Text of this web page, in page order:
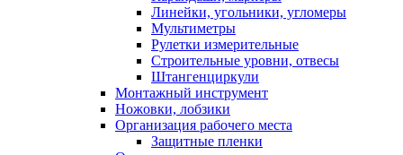
Линейки, угольники, угломеры
Мультиметры
Рулетки измерительные
Строительные уровни, отвесы
Штангенциркули
Монтажный инструмент
Ножовки, лобзики
Организация рабочего места
Защитные пленки